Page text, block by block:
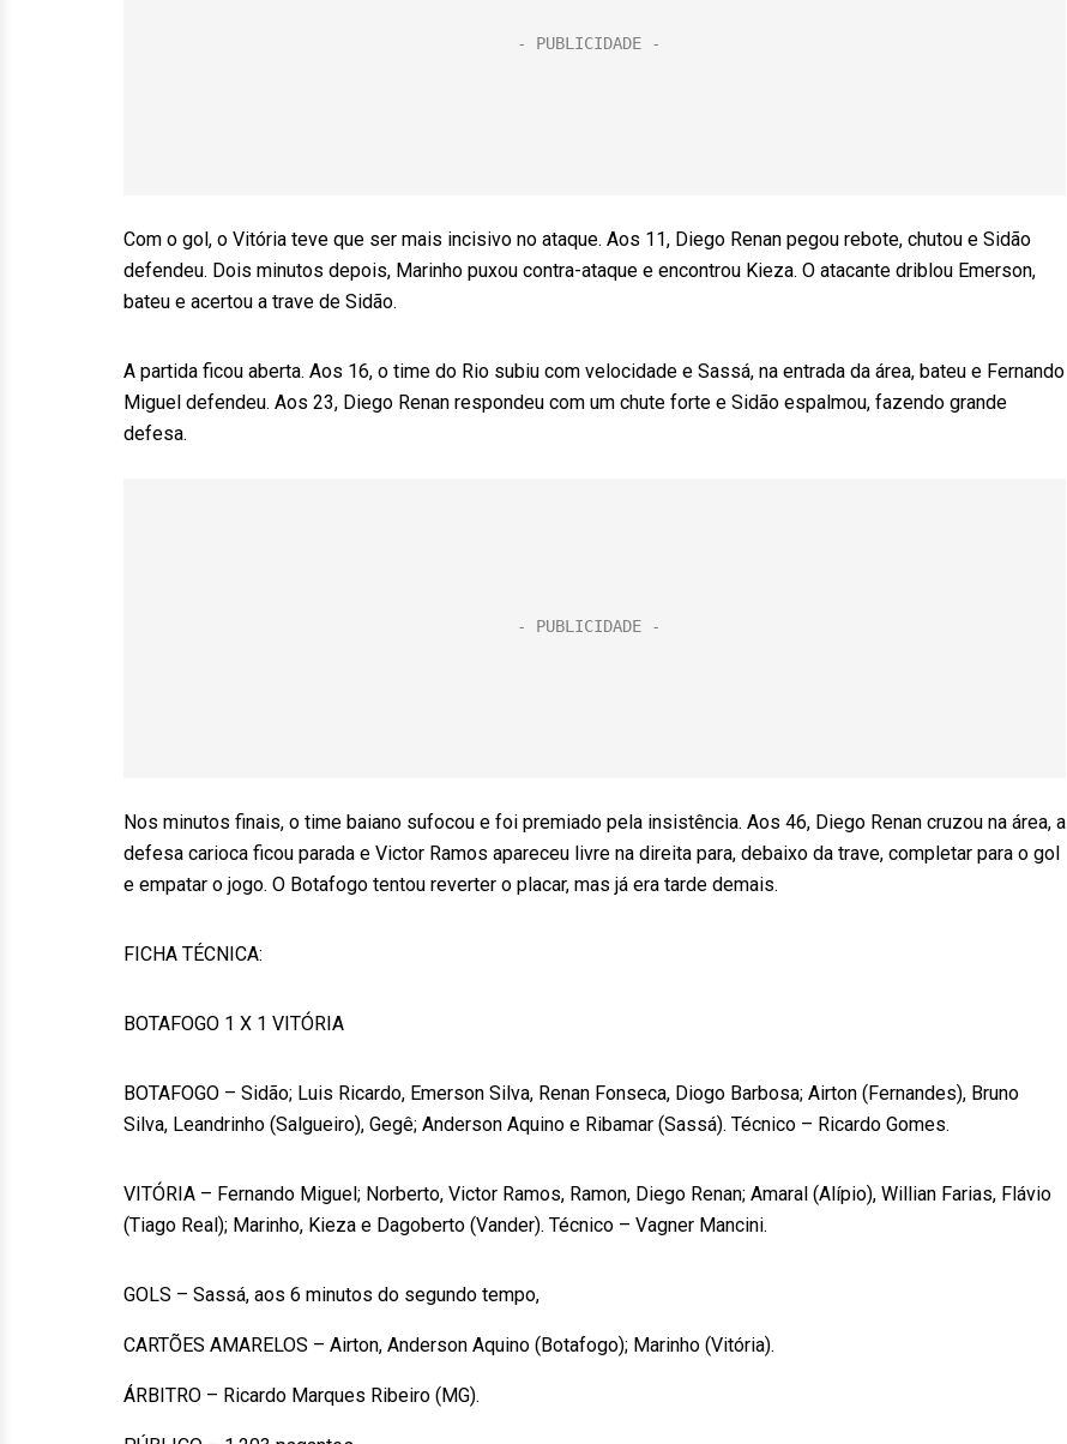
Com o gol, o Vitória teve que ser mais incisivo no ataque. Aos 11, Diego Renan pegou rebote, chutou e Sidão
defendeu. Dois minutos depois, Marinho puxou contra-ataque e encontrou Kieza. O atacante driblou Emerson,
bateu e acertou a trave de Sidão.
A partida ficou aberta. Aos 16, o time do Rio subiu com velocidade e Sassá, na entrada da área, bateu e Fernando
Miguel defendeu. Aos 23, Diego Renan respondeu com um chute forte e Sidão espalmou, fazendo grande
defesa.
Nos minutos finais, o time baiano sufocou e foi premiado pela insistência. Aos 46, Diego Renan cruzou na área, a
defesa carioca ficou parada e Victor Ramos apareceu livre na direita para, debaixo da trave, completar para o gol
e empatar o jogo. O Botafogo tentou reverter o placar, mas já era tarde demais.
FICHA TÉCNICA:
BOTAFOGO 1 X 1 VITÓRIA
BOTAFOGO – Sidão; Luis Ricardo, Emerson Silva, Renan Fonseca, Diogo Barbosa; Airton (Fernandes), Bruno
Silva, Leandrinho (Salgueiro), Gegê; Anderson Aquino e Ribamar (Sassá). Técnico – Ricardo Gomes.
VITÓRIA – Fernando Miguel; Norberto, Victor Ramos, Ramon, Diego Renan; Amaral (Alípio), Willian Farias, Flávio
(Tiago Real); Marinho, Kieza e Dagoberto (Vander). Técnico – Vagner Mancini.
GOLS – Sassá, aos 6 minutos do segundo tempo,
CARTÕES AMARELOS – Airton, Anderson Aquino (Botafogo); Marinho (Vitória).
ÁRBITRO – Ricardo Marques Ribeiro (MG).